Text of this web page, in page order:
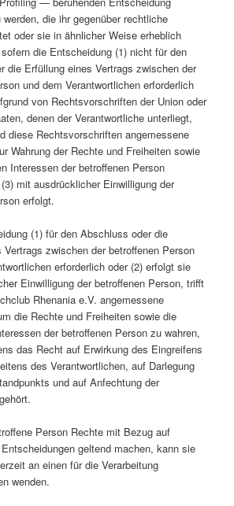
die ihr gegenüber rechtliche
oder sie in ähnlicher Weise erheblich
die Entscheidung (1) nicht für den
die Erfüllung eines Vertrags zwischen der
und dem Verantwortlichen erforderlich
von Rechtsvorschriften der Union oder
denen der Verantwortliche unterliegt,
diese Rechtsvorschriften angemessene
Wahrung der Rechte und Freiheiten sowie
Interessen der betroffenen Person
mit ausdrücklicher Einwilligung der
erfolgt.
(1) für den Abschluss oder die
Vertrags zwischen der betroffenen Person
erforderlich oder (2) erfolgt sie
Einwilligung der betroffenen Person, trifft
Rhenania e.V. angemessene
die Rechte und Freiheiten sowie die
der betroffenen Person zu wahren,
das Recht auf Erwirkung des Eingreifens
des Verantwortlichen, auf Darlegung
und auf Anfechtung der
Person Rechte mit Bezug auf
geltend machen, kann sie
an einen für die Verarbeitung
wenden.